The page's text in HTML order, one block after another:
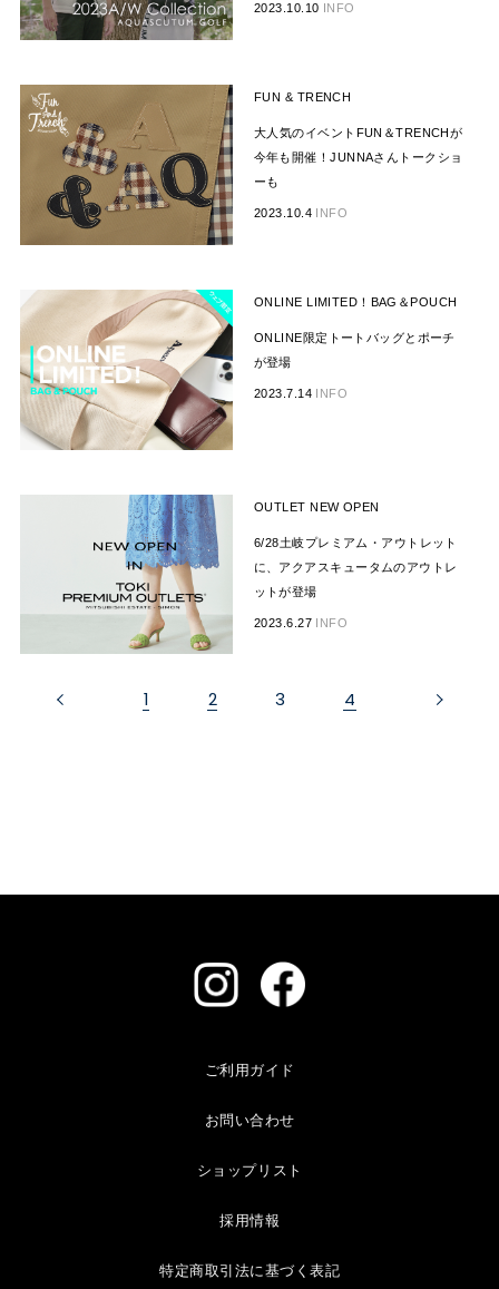
2023.10.10 INFO
FUN & TRENCH
大人気のイベントFUN＆TRENCHが
今年も開催！JUNNAさんトークショ
ーも
2023.10.4 INFO
ONLINE LIMITED！BAG＆POUCH
ONLINE限定トートバッグとポーチ
が登場
2023.7.14 INFO
OUTLET NEW OPEN
6/28土岐プレミアム・アウトレット
に、アクアスキュータムのアウトレ
ットが登場
2023.6.27 INFO
1 2 3 4
ご利用ガイド
お問い合わせ
ショップリスト
採用情報
特定商取引法に基づく表記